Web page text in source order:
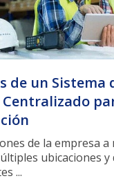
de un Sistema
de la empresa a
ubicaciones y
...